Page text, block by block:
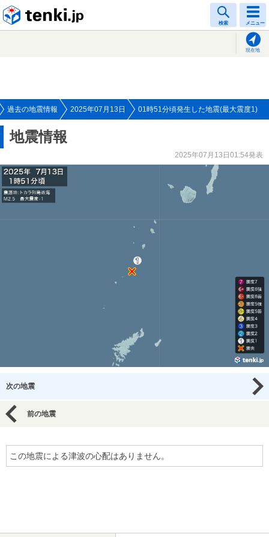
検索 メニュー
現在地
過去の地震情報 2025年07月13日 01時51分頃発生した地震(最大震度1)
地震情報
2025年07月13日01:54発表
次の地震
前の地震
この地震による津波の心配はありません。